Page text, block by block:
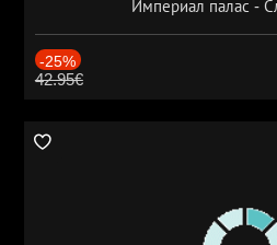
Империал палас -
-25%
42.95€